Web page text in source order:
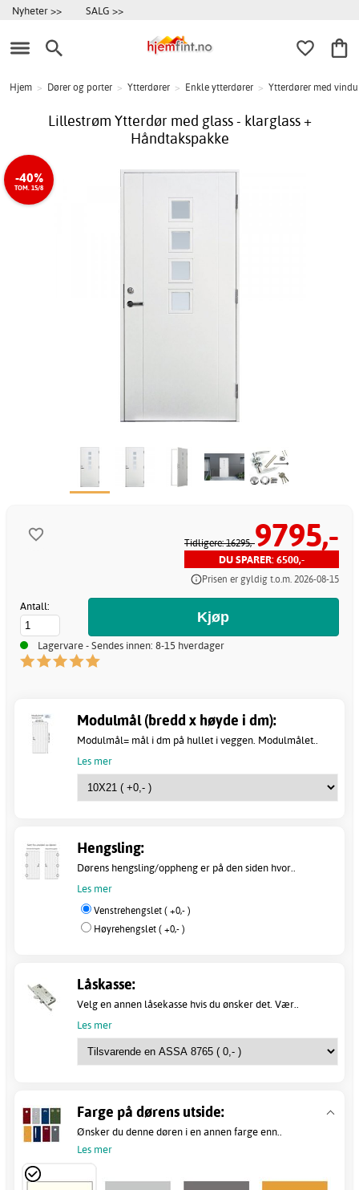
Nyheter >> SALG >>
Hjem > Dører og porter > Ytterdører > Enkle ytterdører > Ytterdører med vindu
Lillestrøm Ytterdør med glass - klarglass +
Håndtakspakke
-40%
TOM. 15/8
Tidligere: 16295,-9795,-
DU SPARER: 6500,-
Prisen er gyldig t.o.m. 2026-08-15
Antall:
Lagervare - Sendes innen: 8-15 hverdager
Modulmål (bredd x høyde i dm):
Modulmål= mål i dm på hullet i veggen. Modulmålet..
Les mer
Hengsling:
Dørens hengsling/oppheng er på den siden hvor..
Les mer
Venstrehengslet ( +0,- )
Høyrehengslet ( +0,- )
Låskasse:
Velg en annen låsekasse hvis du ønsker det. Vær..
Les mer
Farge på dørens utside:
Ønsker du denne døren i en annen farge enn..
Les mer